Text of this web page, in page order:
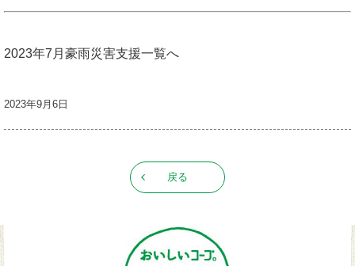
2023年7月豪雨災害支援一覧へ
2023年9月6日
戻る